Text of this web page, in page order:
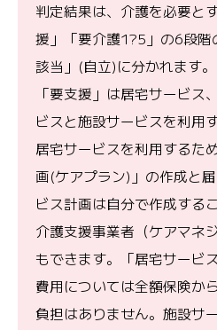
判定結果は、介護を必要と
援」「要介護1?5」の6段階
該当」(自立)に分かれます。
「要支援」は居宅サービス
ビスと施設サービスを利用
居宅サービスを利用するた
画(ケアプラン)」の作成と
ビス計画は自分で作成する
介護支援事業者（ケアマネ
もできます。「居宅サービ
費用については全額保険か
負担はありません。施設サ